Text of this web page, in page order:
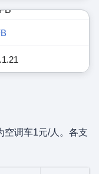
空调车1元/人。各支